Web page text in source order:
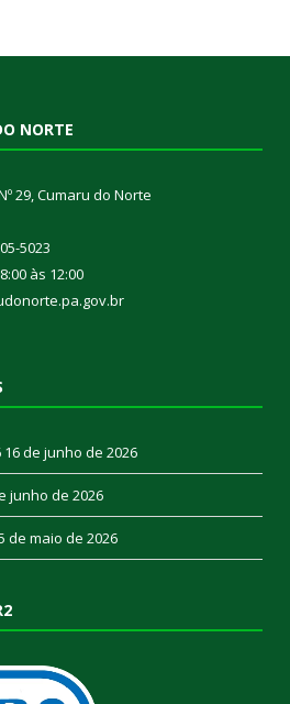
NORTE
29, Cumaru do Norte
5023
às 12:00
16 de junho de 2026
junho de 2026
de maio de 2026